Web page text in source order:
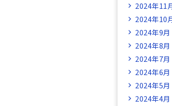
2024年11
2024年10
2024年9月
2024年8月
2024年7月
2024年6月
2024年5月
2024年4月